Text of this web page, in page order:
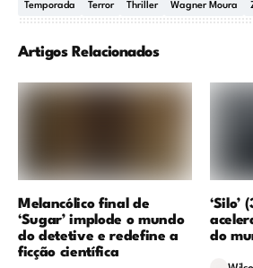
Temporada Terror Thriller Wagner Moura
Artigos Relacionados
Melancólico final de
‘Sugar’ implode o mundo
do detetive e redefine a
ficção científica
‘Silo’
do